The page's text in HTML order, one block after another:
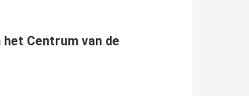
het Centrum van de